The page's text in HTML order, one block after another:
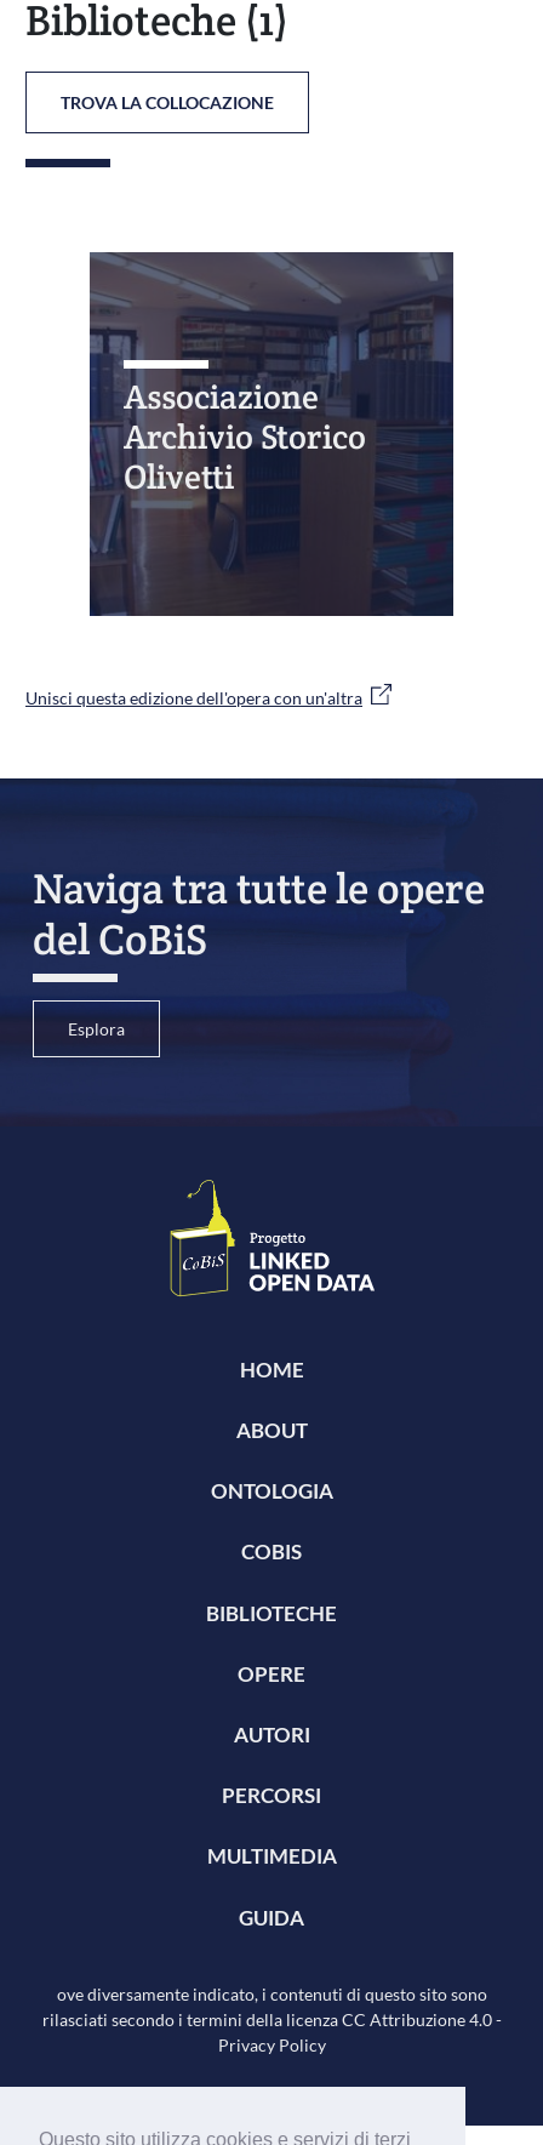
Questo sito utilizza cookies e servizi di terzi
Biblioteche (1)
TROVA LA COLLOCAZIONE
Associazione
Archivio Storico
Olivetti
Unisci questa edizione dell'opera con un'altra
Naviga tra tutte le opere
del CoBiS
Esplora
HOME
ABOUT
ONTOLOGIA
COBIS
BIBLIOTECHE
OPERE
AUTORI
PERCORSI
MULTIMEDIA
GUIDA
ove diversamente indicato, i contenuti di questo sito sono
rilasciati secondo i termini della licenza CC Attribuzione 4.0-
Privacy Policy